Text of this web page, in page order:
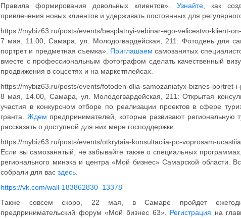
Правила формирования довольных клиентов». Узнайте, как
привлечения новых клиентов и удерживать постоянных для
https://mybiz63.ru/posts/events/besplatnyi-vebinar-ego-velicestvo-klient-
7 мая, 11.00, Самара, ул. Молодогвардейская, 211: Фотодень для
портрет и предметная съемка». Приглашаемсамозанятых
вместе с профессиональным фотографом сделать качественный
продвижения в соцсетях и на маркетплейсах.
https://mybiz63.ru/posts/events/fotoden-dlia-samozaniatyx-biznes-portret-
8 мая, 14.00, Самара, ул. Молодогвардейская, 211: Открытая
участия в конкурсном отборе по реализации проектов в сфере
гранта. Ждем предпринимателей, которые развивают региональную
рассказать о доступной для них мере господдержки.
https://mybiz63.ru/posts/events/otkrytaia-konsultaciia-po-voprosam-
Если вы самозанятый, не забывайте также о специальных программах,
регионального минэка и центра «Мой бизнес» Самарской области.
собрали для вас здесь
https://vk.com/wall-183862830_13378
Также совсем скоро, 22 мая, в Самаре пройдет
предпринимательский форум «Мой бизнес 63». Регистрация на